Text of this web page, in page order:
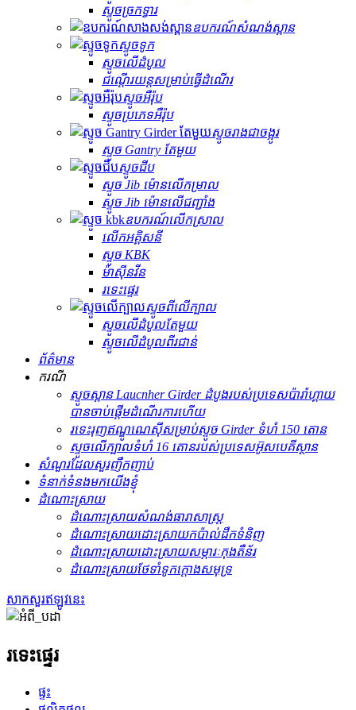
ស្ទូច​ច្រកទ្វារ
ឧបករណ៍សំណង់ស្ពាន
ស្ទូចទូក
ស្ទូចលើដំបូល
ជណ្តើរយន្តសម្រាប់ធ្វើដំណើរ
ស្ទូចអឺរ៉ុប
ស្ទូចប្រភេទអឺរ៉ុប
ស្ទូច​រាង​ជា​ចង្អូរ
ស្ទូច Gantry តែមួយ
ស្ទូច​ជីប
ស្ទូច Jib ម៉ោនលើកម្រាល
ស្ទូច Jib ម៉ោនលើជញ្ជាំង
ឧបករណ៍លើកស្រាល
លើកអគ្គិសនី
ស្ទូច KBK
ម៉ាស៊ីន​វីន
រទេះផ្ទេរ
ស្ទូច​ពីលើ​ក្បាល
ស្ទូច​លើ​ដំបូល​តែមួយ
ស្ទូច​លើ​ដំបូល​ពីរ​ជាន់
ព័ត៌មាន
ករណី
ស្ទូចស្ពាន Laucnher Girder ដំបូងរបស់ប្រទេសប៉ារ៉ាហ្គាយ
បានចាប់ផ្តើមដំណើរការហើយ
រទេះរុញឥណ្ឌូណេស៊ីសម្រាប់ស្ទូច Girder ទំហំ 150 តោន
ស្ទូច​លើ​ក្បាល​ទំហំ 16 តោន​របស់​ប្រទេស​អ៊ូសបេគីស្ថាន
សំណួរដែលសួរញឹកញាប់
ទំនាក់ទំនងមកយើងខ្ញុំ
ដំណោះស្រាយ
ដំណោះស្រាយសំណង់ធារាសាស្ត្រ
ដំណោះស្រាយ​ដោះស្រាយ​កប៉ាល់​ដឹកទំនិញ
ដំណោះស្រាយ​ដោះស្រាយ​សម្ភារៈ​កុងតឺន័រ
ដំណោះស្រាយថែទាំទូកក្ដោងសមុទ្រ
សាកសួរឥឡូវនេះ
រទេះផ្ទេរ
ផ្ទះ